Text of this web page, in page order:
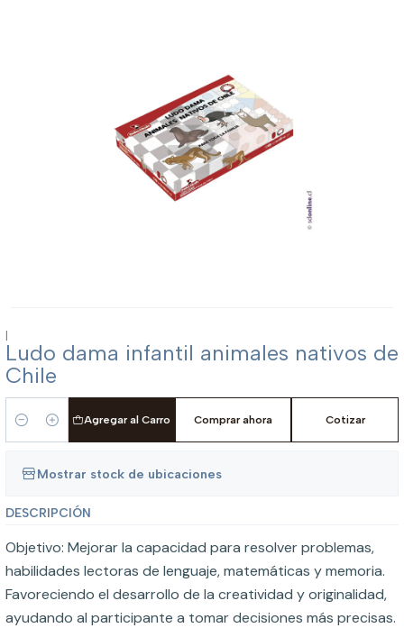
|
Ludo dama infantil animales nativos de
Chile
Cantidad
Agregar al Carro Comprar ahora Cotizar
Mostrar stock de ubicaciones
DESCRIPCIÓN
Objetivo: Mejorar la capacidad para resolver problemas,
habilidades lectoras de lenguaje, matemáticas y memoria.
Favoreciendo el desarrollo de la creatividad y originalidad,
ayudando al participante a tomar decisiones más precisas.